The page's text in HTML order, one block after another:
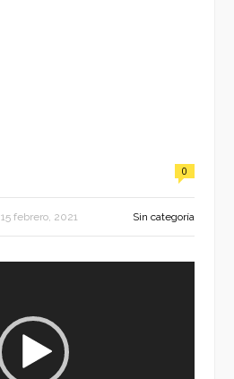
0
15 febrero, 2021 Sin categoría